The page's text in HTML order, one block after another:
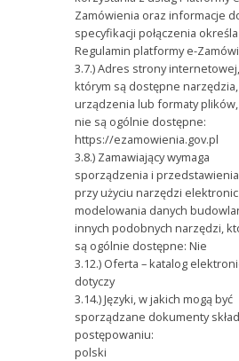
Zamówienia oraz informacje
specyfikacji połączenia określa
Regulamin platformy e-
3.7.) Adres strony
którym są dostępne narzędzia,
urządzenia lub formaty
nie są ogólnie dostępne:
https://ezamowienia.gov.pl
3.8.) Zamawiający wymaga
sporządzenia i
przy użyciu narzędzi
modelowania danych
innych podobnych narzędzi,
są ogólnie dostępne: Nie
3.12.) Oferta – katalog
dotyczy
3.14.) Języki, w jakich mogą być
sporządzane dokumenty
postępowaniu:
polski